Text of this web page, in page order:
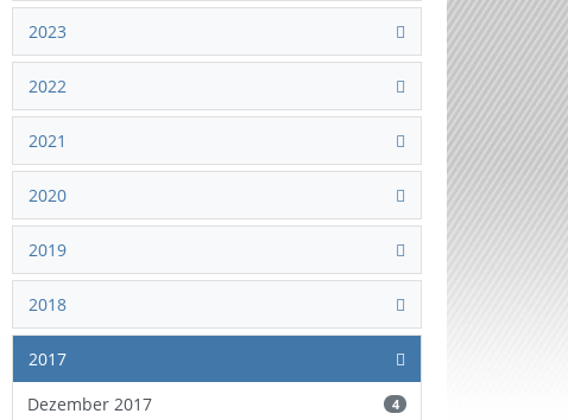
2023
2022
2021
2020
2019
2018
2017
Dezember 2017
4